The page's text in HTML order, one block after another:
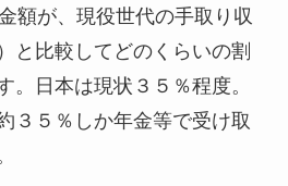
額が、 現役世代の手取り収
と比較してどのくらいの割
。日本は現状３５％程度。
３５％しか年金等で受け取